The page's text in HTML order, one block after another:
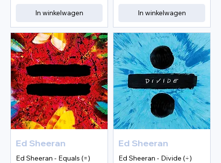
In winkelwagen In winkelwagen
Ed Sheeran
Ed Sheeran - Equals (=)
Ed Sheeran
Ed Sheeran - Divide (÷)